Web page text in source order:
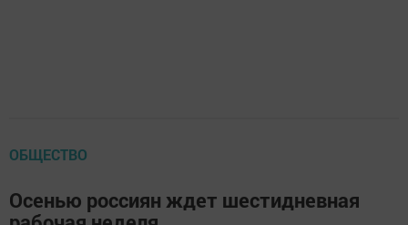
ОБЩЕСТВО
Осенью россиян ждет шестидневная